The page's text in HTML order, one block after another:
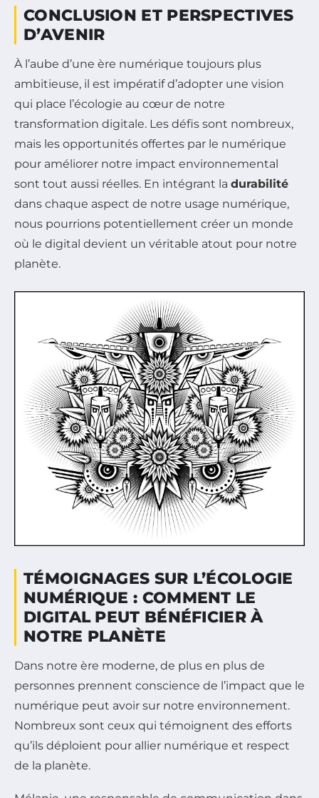
CONCLUSION ET PERSPECTIVES
D’AVENIR
À l’aube d’une ère numérique toujours plus
ambitieuse, il est impératif d’adopter une vision
qui place l’écologie au cœur de notre
transformation digitale. Les défis sont nombreux,
mais les opportunités offertes par le numérique
pour améliorer notre impact environnemental
sont tout aussi réelles. En intégrant la durabilité
dans chaque aspect de notre usage numérique,
nous pourrions potentiellement créer un monde
où le digital devient un véritable atout pour notre
planète.
TÉMOIGNAGES SUR L’ÉCOLOGIE
NUMÉRIQUE : COMMENT LE
DIGITAL PEUT BÉNÉFICIER À
NOTRE PLANÈTE
Dans notre ère moderne, de plus en plus de
personnes prennent conscience de l’impact que le
numérique peut avoir sur notre environnement.
Nombreux sont ceux qui témoignent des efforts
qu’ils déploient pour allier numérique et respect
de la planète.